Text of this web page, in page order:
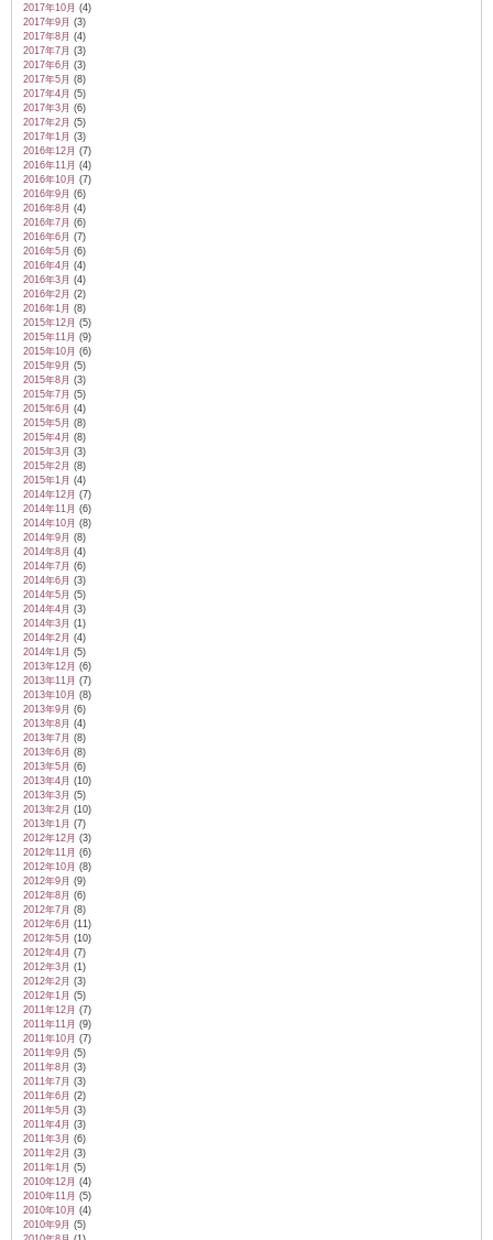
2017年10月 (4)
2017年9月 (3)
2017年8月 (4)
2017年7月 (3)
2017年6月 (3)
2017年5月 (8)
2017年4月 (5)
2017年3月 (6)
2017年2月 (5)
2017年1月 (3)
2016年12月 (7)
2016年11月 (4)
2016年10月 (7)
2016年9月 (6)
2016年8月 (4)
2016年7月 (6)
2016年6月 (7)
2016年5月 (6)
2016年4月 (4)
2016年3月 (4)
2016年2月 (2)
2016年1月 (8)
2015年12月 (5)
2015年11月 (9)
2015年10月 (6)
2015年9月 (5)
2015年8月 (3)
2015年7月 (5)
2015年6月 (4)
2015年5月 (8)
2015年4月 (8)
2015年3月 (3)
2015年2月 (8)
2015年1月 (4)
2014年12月 (7)
2014年11月 (6)
2014年10月 (8)
2014年9月 (8)
2014年8月 (4)
2014年7月 (6)
2014年6月 (3)
2014年5月 (5)
2014年4月 (3)
2014年3月 (1)
2014年2月 (4)
2014年1月 (5)
2013年12月 (6)
2013年11月 (7)
2013年10月 (8)
2013年9月 (6)
2013年8月 (4)
2013年7月 (8)
2013年6月 (8)
2013年5月 (6)
2013年4月 (10)
2013年3月 (5)
2013年2月 (10)
2013年1月 (7)
2012年12月 (3)
2012年11月 (6)
2012年10月 (8)
2012年9月 (9)
2012年8月 (6)
2012年7月 (8)
2012年6月 (11)
2012年5月 (10)
2012年4月 (7)
2012年3月 (1)
2012年2月 (3)
2012年1月 (5)
2011年12月 (7)
2011年11月 (9)
2011年10月 (7)
2011年9月 (5)
2011年8月 (3)
2011年7月 (3)
2011年6月 (2)
2011年5月 (3)
2011年4月 (3)
2011年3月 (6)
2011年2月 (3)
2011年1月 (5)
2010年12月 (4)
2010年11月 (5)
2010年10月 (4)
2010年9月 (5)